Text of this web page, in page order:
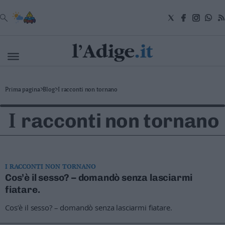
VAI
Attualità
Economia
Cultura
e
Spettacoli
Benessere
Montagna
Tecnologia
Foto
Video
Prima pagina>Blog>I racconti non tornano
I racconti non tornano
I RACCONTI NON TORNANO
Cos’è il sesso? – domandò senza lasciarmi
fiatare.
Cos’è il sesso? – domandò senza lasciarmi fiatare.